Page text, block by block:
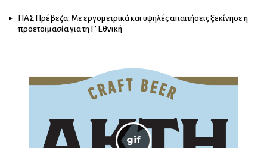
ΠΑΣ Πρέβεζα: Με εργομετρικά και υψηλές απαιτήσεις ξεκίνησε η
προετοιμασία για τη Γ’ Εθνική